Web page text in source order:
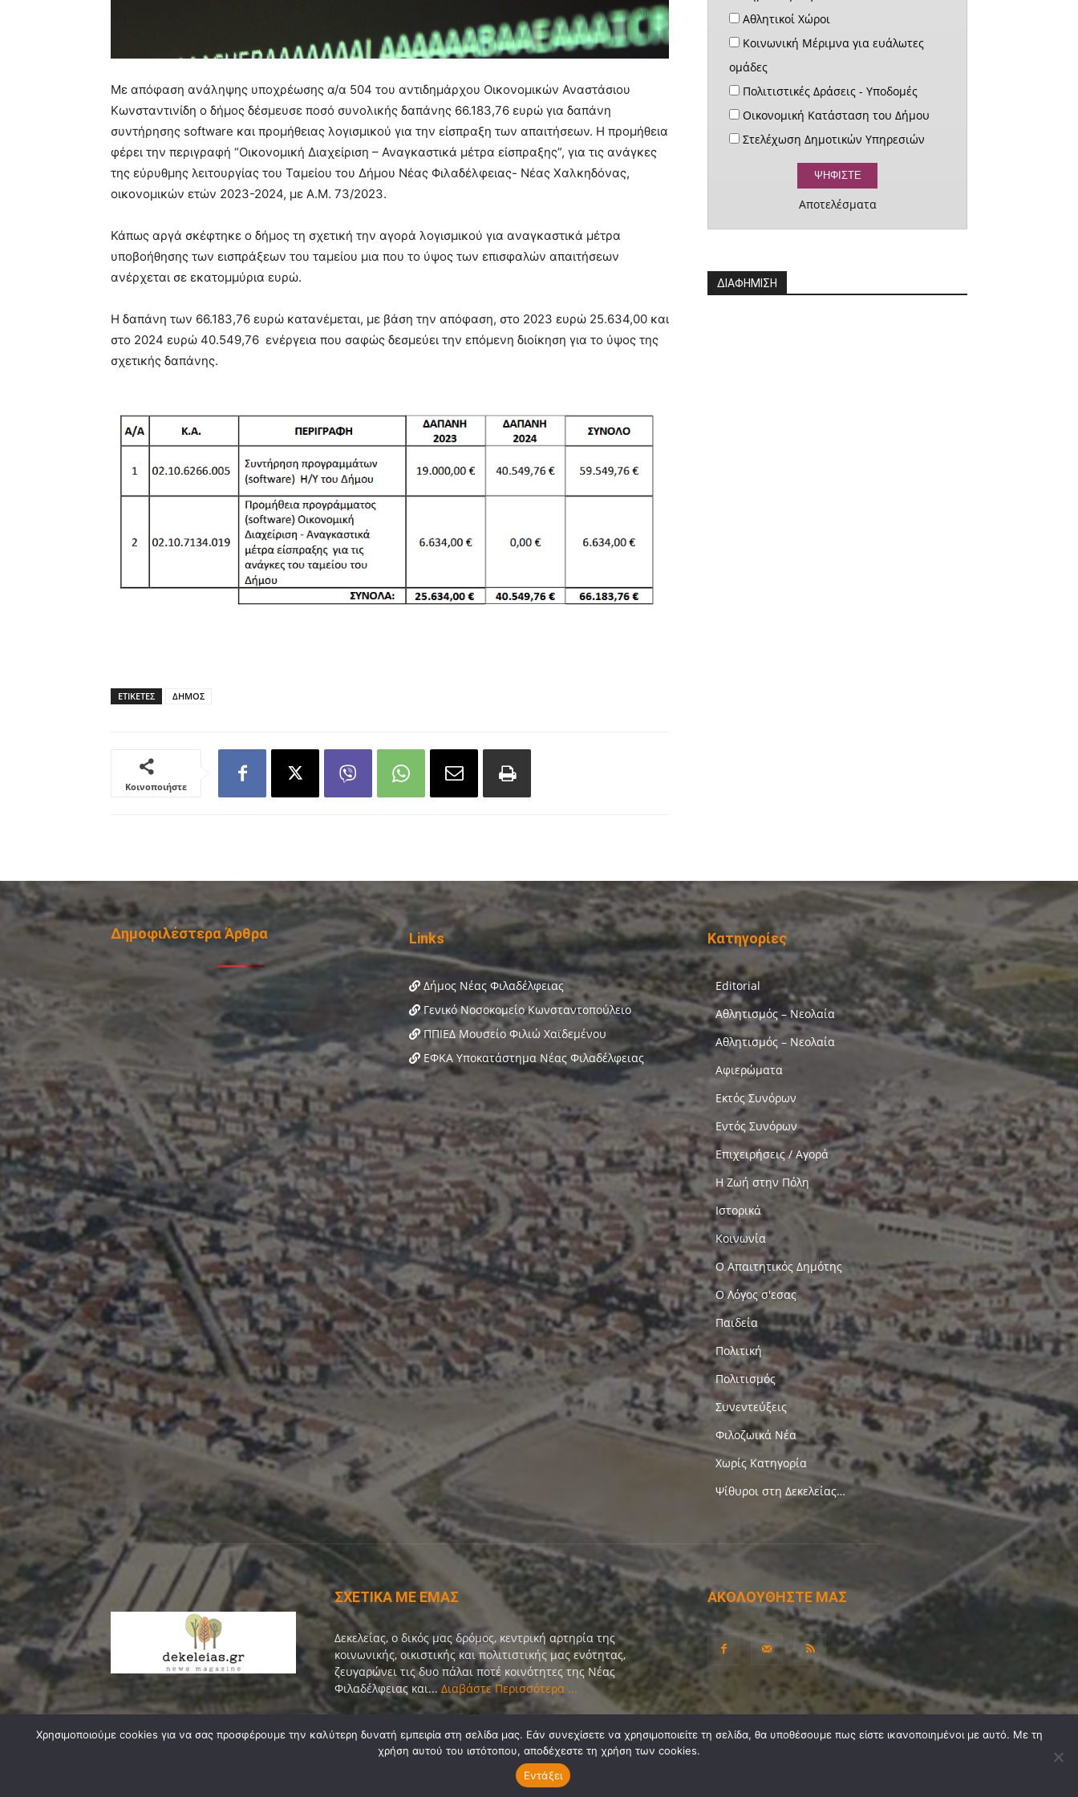
Με απόφαση ανάληψης υποχρέωσης α/α 504 του αντιδημάρχου Οικονομικών Αναστάσιου
Κωνσταντινίδη ο δήμος δέσμευσε ποσό συνολικής δαπάνης 66.183,76 ευρώ για δαπάνη
συντήρησης software και προμήθειας λογισμικού για την είσπραξη των απαιτήσεων. Η προμήθεια
φέρει την περιγραφή “Οικονομική Διαχείριση – Αναγκαστικά μέτρα είσπραξης”, για τις ανάγκες
της εύρυθμης λειτουργίας του Ταμείου του Δήμου Νέας Φιλαδέλφειας- Νέας Χαλκηδόνας,
οικονομικών ετών 2023-2024, με Α.Μ. 73/2023.
Κάπως αργά σκέφτηκε ο δήμος τη σχετική την αγορά λογισμικού για αναγκαστικά μέτρα
υποβοήθησης των εισπράξεων του ταμείου μια που το ύψος των επισφαλών απαιτήσεων
ανέρχεται σε εκατομμύρια ευρώ.
Η δαπάνη των 66.183,76 ευρώ κατανέμεται, με βάση την απόφαση, στο 2023 ευρώ 25.634,00 και
στο 2024 ευρώ 40.549,76 ενέργεια που σαφώς δεσμεύει την επόμενη διοίκηση για το ύψος της
σχετικής δαπάνης.
ΕΤΙΚΕΤΕΣ ΔΗΜΟΣ
Κοινοποιήστε
Αθλητικοί Χώροι
Κοινωνική Μέριμνα για ευάλωτες
ομάδες
Πολιτιστικές Δράσεις - Υποδομές
Οικονομική Κατάσταση του Δήμου
Στελέχωση Δημοτικών Υπηρεσιών
Αποτελέσματα
ΔΙΑΦΗΜΙΣΗ
Δημοφιλέστερα Άρθρα Links
Δήμος Νέας Φιλαδέλφειας
Γενικό Νοσοκομείο Κωνσταντοπούλειο
ΠΠΙΕΔ Μουσείο Φιλιώ Χαϊδεμένου
ΕΦΚΑ Υποκατάστημα Νέας Φιλαδέλφειας
Κατηγορίες
Editorial
Αθλητισμός – Νεολαία
Αθλητισμός – Νεολαία
Αφιερώματα
Εκτός Συνόρων
Εντός Συνόρων
Επιχειρήσεις / Αγορά
Η Ζωή στην Πόλη
Ιστορικά
Κοινωνία
Ο Απαιτητικός Δημότης
Ο Λόγος σ'εσας
Παιδεία
Πολιτική
Πολιτισμός
Συνεντεύξεις
Φιλοζωικά Νέα
Χωρίς Κατηγορία
Ψίθυροι στη Δεκελείας…
ΣΧΕΤΙΚΑ ΜΕ ΕΜΑΣ
Δεκελείας, ο δικός μας δρόμος, κεντρική αρτηρία της
κοινωνικής, οικιστικής και πολιτιστικής μας ενότητας,
ζευγαρώνει τις δυο πάλαι ποτέ κοινότητες της Νέας
Φιλαδέλφειας και... Διαβάστε Περισσότερα ...
ΑΚΟΛΟΥΘΗΣΤΕ ΜΑΣ
Λίγα Λόγια για Εμάς Επικοινωνία
Χρησιμοποιούμε cookies για να σας προσφέρουμε την καλύτερη δυνατή εμπειρία στη σελίδα μας. Εάν συνεχίσετε να χρησιμοποιείτε τη σελίδα, θα υποθέσουμε πως είστε ικανοποιημένοι με αυτό. Με τη
χρήση αυτού του ιστότοπου, αποδέχεστε τη χρήση των cookies.
Εντάξει